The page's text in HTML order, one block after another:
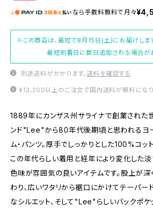
なら 手数料無料で 月々
※この商品は、最短で8月15日(土)にお届けします
最短到着日に数日追加される場合があ
別途送料がかかります。送料を確認する
¥13,200以上のご注文で国内送料が無料になり
1889年にカンザス州サライナで創業された
ンド"Lee"から80年代後期頃と思われるヨ
ム・パンツ。厚手でしっかりとした100%コッ
この年代らしい着用と経年により変化した淡
色味が雰囲気の良いアイテムです。股上が深
わり、広いワタリから裾口にかけてテーパー
なシルエット、そして"Lee"らしいバックポケ